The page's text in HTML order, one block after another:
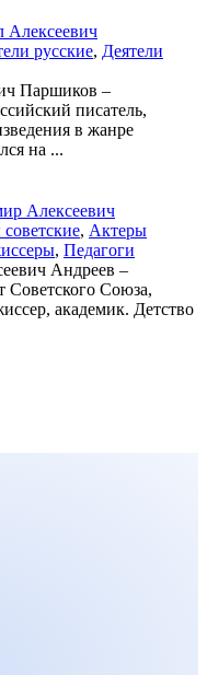
Алексеевич
русские, Деятели
Паршиков –
писатель,
в жанре
на ...
Алексеевич
, Актеры
, Педагоги
Андреев –
Советского Союза,
академик. Детство